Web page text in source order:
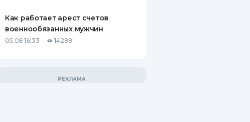
Как работает арест счетов
военнообязанных мужчин
05.08 16:33 14288